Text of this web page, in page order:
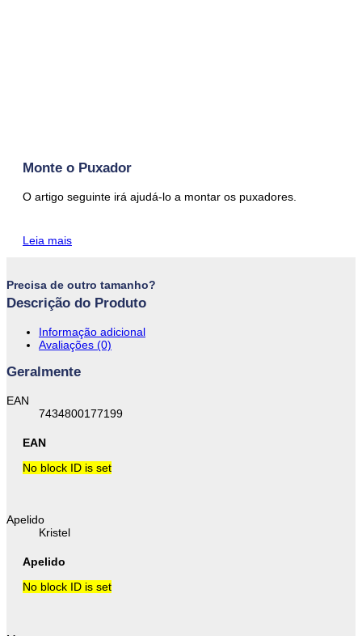
Monte o Puxador
O artigo seguinte irá ajudá-lo a montar os puxadores.
Leia mais
Precisa de outro tamanho?
Descrição do Produto
Informação adicional
Avaliações (0)
Geralmente
EAN
7434800177199
EAN
No block ID is set
Apelido
Kristel
Apelido
No block ID is set